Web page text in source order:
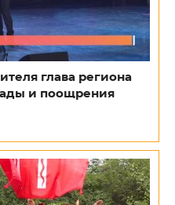
глава региона
и поощрения